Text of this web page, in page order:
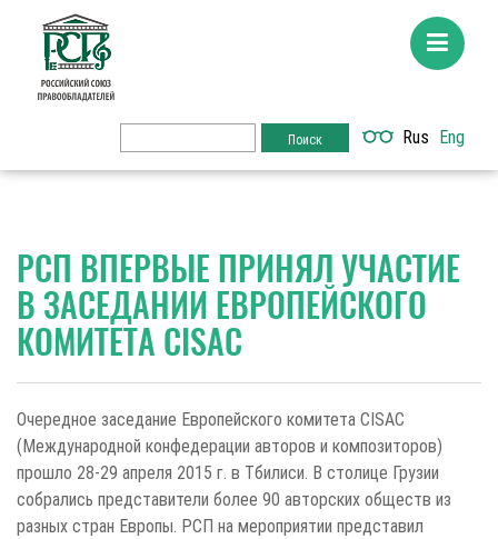
Rus Eng
РСП ВПЕРВЫЕ ПРИНЯЛ УЧАСТИЕ
В ЗАСЕДАНИИ ЕВРОПЕЙСКОГО
КОМИТЕТА CISAC
Очередное заседание Европейского комитета CISAC
(Международной конфедерации авторов и композиторов)
прошло 28-29 апреля 2015 г. в Тбилиси. В столице Грузии
собрались представители более 90 авторских обществ из
разных стран Европы. РСП на мероприятии представил